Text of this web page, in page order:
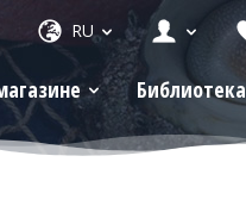
RU
Библиотека